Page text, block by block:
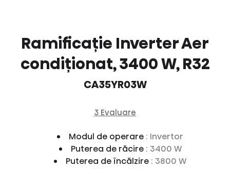
Ramificație Inverter Aer
condiționat, 3400 W, R32
CA35YR03W
3 Evaluare
Modul de operare : Invertor
Puterea de răcire : 3400 W
Puterea de încălzire : 3800 W